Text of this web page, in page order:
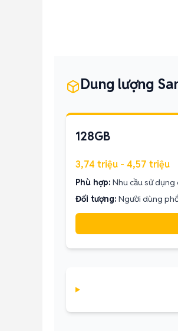
Dung lượng
128GB
3,74 triệu - 4,57 triệu
Phù hợp: Nhu cầu sử dụng
Đối tượng: Người dùng